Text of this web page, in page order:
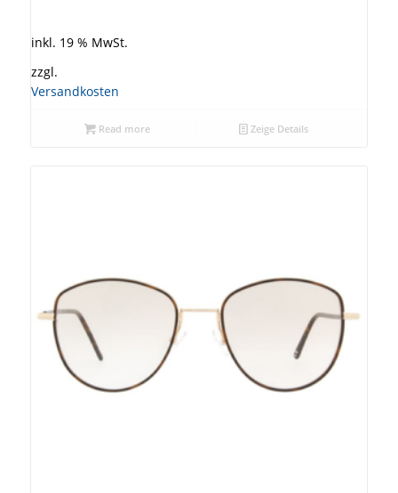
inkl. 19 % MwSt.
zzgl.
Versandkosten
Read more Zeige Details